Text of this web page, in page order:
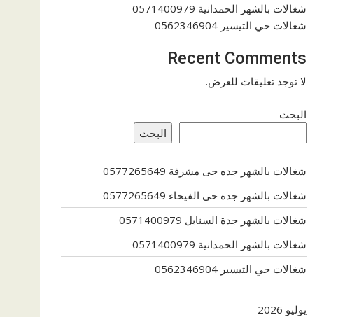
شغالات بالشهر الحمدانية 0571400979
شغالات حي التيسير 0562346904
Recent Comments
لا توجد تعليقات للعرض.
البحث
البحث
شغالات بالشهر جده حى مشرفة 0577265649
شغالات بالشهر جده حى الفيحاء 0577265649
شغالات بالشهر جدة السنابل 0571400979
شغالات بالشهر الحمدانية 0571400979
شغالات حي التيسير 0562346904
يوليو 2026